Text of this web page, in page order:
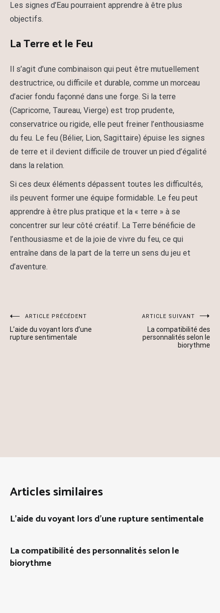
Les signes d’Eau pourraient apprendre à être plus
objectifs.
La Terre et le Feu
Il s’agit d’une combinaison qui peut être mutuellement
destructrice, ou difficile et durable, comme un morceau
d’acier fondu façonné dans une forge. Si la terre
(Capricorne, Taureau, Vierge) est trop prudente,
conservatrice ou rigide, elle peut freiner l’enthousiasme
du feu. Le feu (Bélier, Lion, Sagittaire) épuise les signes
de terre et il devient difficile de trouver un pied d’égalité
dans la relation.
Si ces deux éléments dépassent toutes les difficultés,
ils peuvent former une équipe formidable. Le feu peut
apprendre à être plus pratique et la « terre » à se
concentrer sur leur côté créatif. La Terre bénéficie de
l’enthousiasme et de la joie de vivre du feu, ce qui
entraîne dans de la part de la terre un sens du jeu et
d’aventure.
Navigation
de
ARTICLE PRÉCÉDENT
L’aide du voyant lors d’une
rupture sentimentale
ARTICLE SUIVANT
La compatibilité des
personnalités selon le
biorythme
Articles similaires
L’aide du voyant lors d’une rupture sentimentale
La compatibilité des personnalités selon le
biorythme